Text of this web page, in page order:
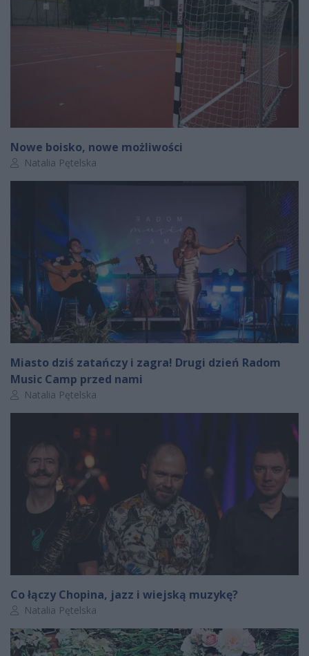
Nowe boisko, nowe możliwości
Autor artykułu:
Natalia Pętelska
Miasto dziś zatańczy i zagra! Drugi dzień Radom
Music Camp przed nami
Autor artykułu:
Natalia Pętelska
Co łączy Chopina, jazz i wiejską muzykę?
Autor artykułu:
Natalia Pętelska